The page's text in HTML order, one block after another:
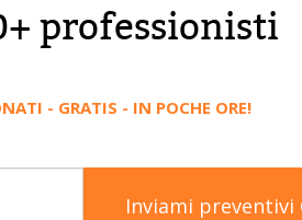
professionisti
- GRATIS - IN POCHE ORE!
Inviami preventivi